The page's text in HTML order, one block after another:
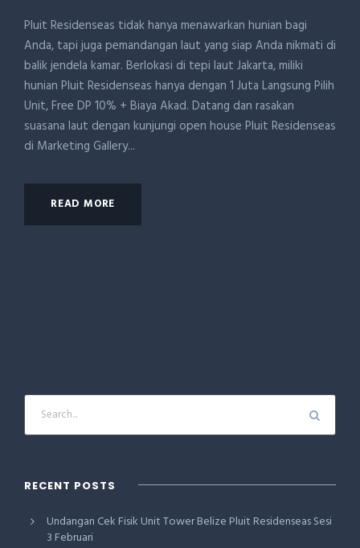
Pluit Residenseas tidak hanya menawarkan hunian bagi
Anda, tapi juga pemandangan laut yang siap Anda nikmati di
balik jendela kamar. Berlokasi di tepi laut Jakarta, miliki
hunian Pluit Residenseas hanya dengan 1 Juta Langsung Pilih
Unit, Free DP 10% + Biaya Akad. Datang dan rasakan
suasana laut dengan kunjungi open house Pluit Residenseas
di Marketing Gallery...
READ MORE
RECENT POSTS
Undangan Cek Fisik Unit Tower Belize Pluit Residenseas Sesi
3 Februari